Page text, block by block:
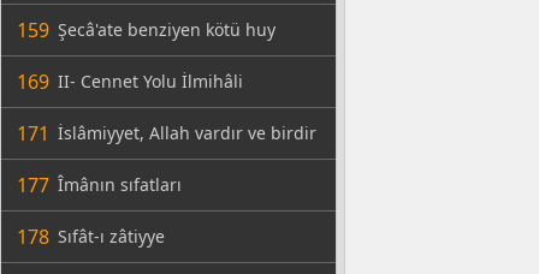
159 Şecâ'ate benziyen kötü huy
169 II- Cennet Yolu İlmihâli
171 İslâmiyyet, Allah vardır ve birdir
177 Îmânın sıfatları
178 Sıfât-ı zâtiyye